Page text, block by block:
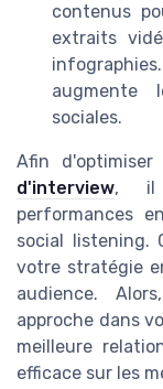
contenus
extraits
augmente
sociales.
Afin d'optimiser
d'interview, il
performances
social listening.
votre stratégie
audience.
approche dans
meilleure
efficace sur les